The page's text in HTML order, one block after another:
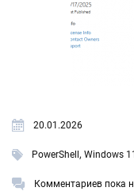
20.01.2026
PowerShell , Windows 11
Комментариев пока